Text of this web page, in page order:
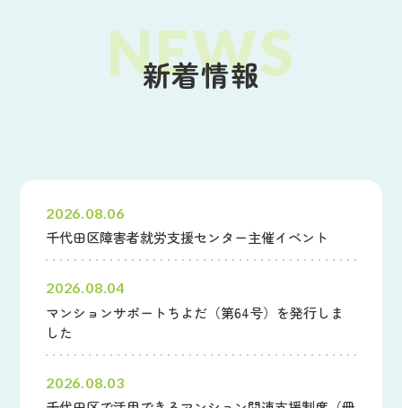
新着情報
2026.08.06
千代田区障害者就労支援センター主催イベント
2026.08.04
マンションサポートちよだ（第64号）を発行しま
した
2026.08.03